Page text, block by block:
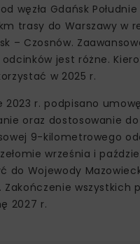
węzła Gdańsk Południe
trasy do Warszawy w
– Czosnów.
jest różne.
w 2025 r.
2023 r. podpisano
oraz dostosowanie
9-kilometrowego
września i
do Wojewody
Zakończenie wszystkich
2027 r.